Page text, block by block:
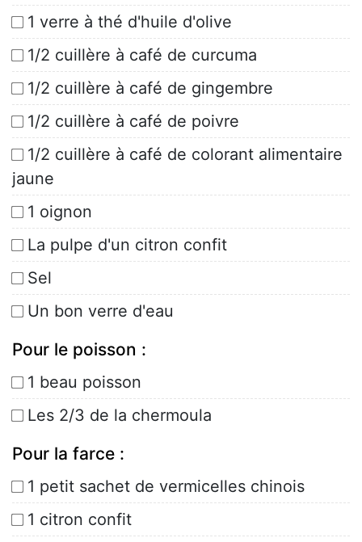
1 verre à thé d'huile d'olive
1/2 cuillère à café de curcuma
1/2 cuillère à café de gingembre
1/2 cuillère à café de poivre
1/2 cuillère à café de colorant alimentaire
jaune
1 oignon
La pulpe d'un citron confit
Sel
Un bon verre d'eau
Pour le poisson :
1 beau poisson
Les 2/3 de la chermoula
Pour la farce :
1 petit sachet de vermicelles chinois
1 citron confit